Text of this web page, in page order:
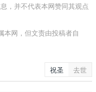
，并不代表本网赞同其观点
本网，但文责由投稿者自
祝圣 去世